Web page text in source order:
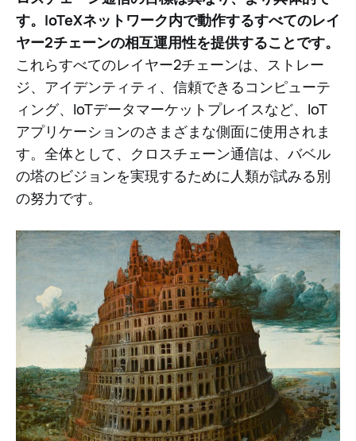
す。IoTeXネットワーク内で動作するすべてのレイ
ヤー2チェーンの相互運用性を提供することです。
これらすべてのレイヤー2チェーンは、ストレー
ジ、アイデンティティ、信頼できるコンピューテ
ィング、IoTデータマーケットプレイスなど、IoT
アプリケーションのさまざまな側面に使用されま
す。全体として、クロスチェーン通信は、バベル
の塔のビジョンを実現するために人類が試みる別
の努力です。